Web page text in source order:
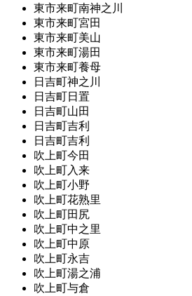
東市来町南神之川
東市来町宮田
東市来町美山
東市来町湯田
東市来町養母
日吉町神之川
日吉町日置
日吉町山田
日吉町吉利
日吉町吉利
吹上町今田
吹上町入来
吹上町小野
吹上町花熟里
吹上町田尻
吹上町中之里
吹上町中原
吹上町永吉
吹上町湯之浦
吹上町与倉